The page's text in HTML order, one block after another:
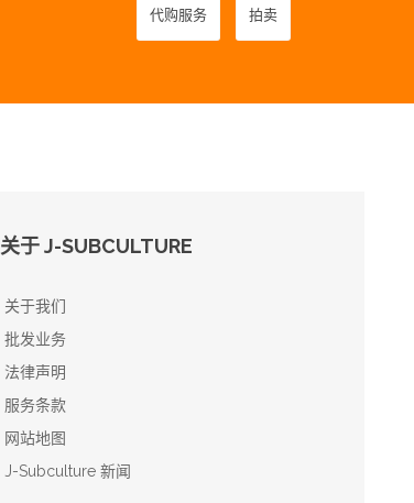
代购服务 拍卖
关于 J-SUBCULTURE
关于我们
批发业务
法律声明
服务条款
网站地图
J-Subculture 新闻